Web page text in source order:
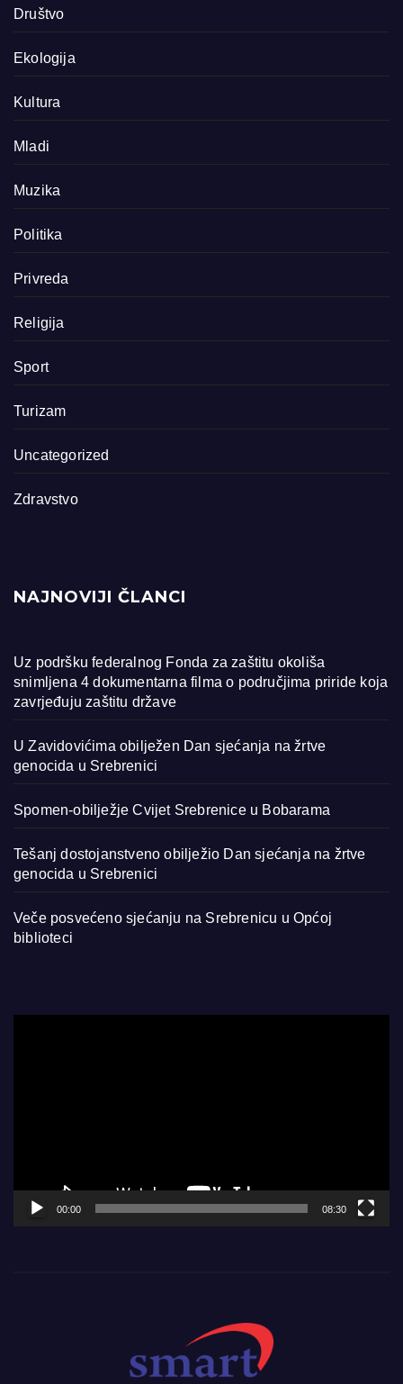
Društvo
Ekologija
Kultura
Mladi
Muzika
Politika
Privreda
Religija
Sport
Turizam
Uncategorized
Zdravstvo
NAJNOVIJI ČLANCI
Uz podršku federalnog Fonda za zaštitu okoliša
snimljena 4 dokumentarna filma o područjima priride koja
zavrjeđuju zaštitu države
U Zavidovićima obilježen Dan sjećanja na žrtve
genocida u Srebrenici
Spomen-obilježje Cvijet Srebrenice u Bobarama
Tešanj dostojanstveno obilježio Dan sjećanja na žrtve
genocida u Srebrenici
Veče posvećeno sjećanju na Srebrenicu u Općoj
biblioteci
00:00 08:30